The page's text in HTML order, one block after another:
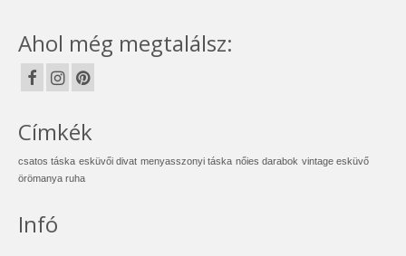
Ahol még megtalálsz:
Címkék
csatos táska esküvői divat menyasszonyi táska nőies darabok vintage esküvő
örömanya ruha
Infó